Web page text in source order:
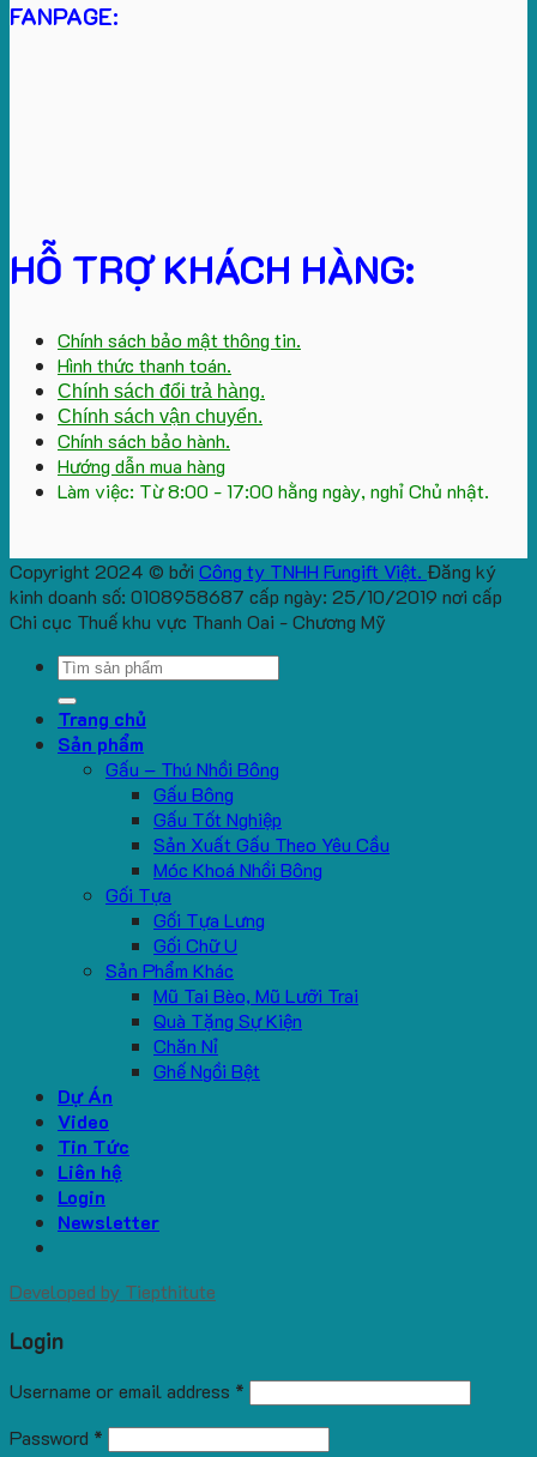
FANPAGE:
HỖ TRỢ KHÁCH HÀNG:
Chính sách bảo mật thông tin.
Hình thức thanh toán.
Chính sách đổi trả hàng.
Chính sách vận chuyển.
Chính sách bảo hành.
Hướng dẫn mua hàng
Làm việc: Từ 8:00 - 17:00 hằng ngày, nghỉ Chủ nhật.
Copyright 2024 © bởi Công ty TNHH Fungift Việt. Đăng ký
kinh doanh số: 0108958687 cấp ngày: 25/10/2019 nơi cấp
Chi cục Thuế khu vực Thanh Oai - Chương Mỹ
Search
for:
Trang chủ
Sản phẩm
Gấu – Thú Nhồi Bông
Gấu Bông
Gấu Tốt Nghiệp
Sản Xuất Gấu Theo Yêu Cầu
Móc Khoá Nhồi Bông
Gối Tựa
Gối Tựa Lưng
Gối Chữ U
Sản Phẩm Khác
Mũ Tai Bèo, Mũ Lưỡi Trai
Quà Tặng Sự Kiện
Chăn Nỉ
Ghế Ngồi Bệt
Dự Án
Video
Tin Tức
Liên hệ
Login
Newsletter
Developed by Tiepthitute
Login
Username or email address *
Password *